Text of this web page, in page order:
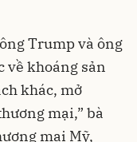
Trump và ông
về khoáng sản
khác, mở
mại,” bà
mại Mỹ,